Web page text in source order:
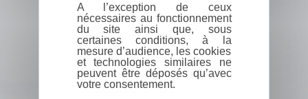
A l’exception de ceux
nécessaires au fonctionnement
du site ainsi que, sous
certaines conditions, à la
mesure d’audience, les cookies
et technologies similaires ne
peuvent être déposés qu’avec
votre consentement.